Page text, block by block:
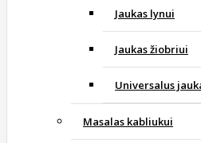
Jaukas lynui
Jaukas žiobriui
Universalus
Masalas kabliukui